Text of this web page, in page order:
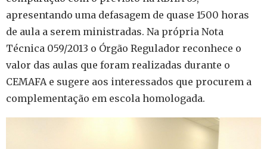
apresentando uma defasagem de quase 1500 horas
de aula a serem ministradas. Na própria Nota
Técnica 059/2013 o Órgão Regulador reconhece o
valor das aulas que foram realizadas durante o
CEMAFA e sugere aos interessados que procurem a
complementação em escola homologada.